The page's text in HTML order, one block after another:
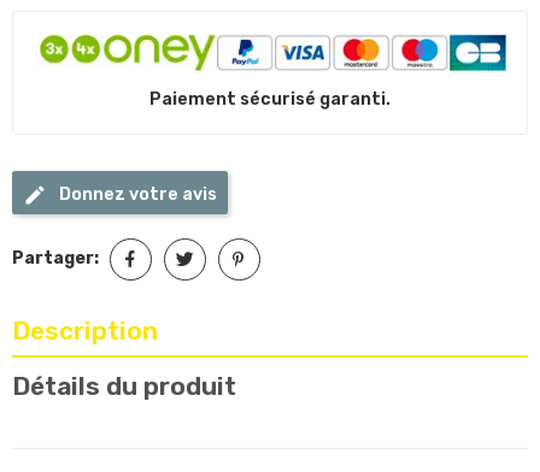
Paiement sécurisé garanti.
Donnez votre avis
Partager:
Description
Détails du produit